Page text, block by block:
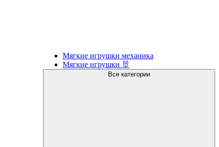
Мягкие игрушки механика
Мягкие игрушки 🐰
Все категории